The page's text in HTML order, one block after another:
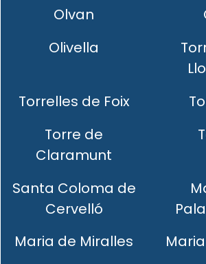
Olvan
Olivella
Torrelles de Foix
Torre de
Claramunt
Santa Coloma de
Cervelló
Maria de Miralles